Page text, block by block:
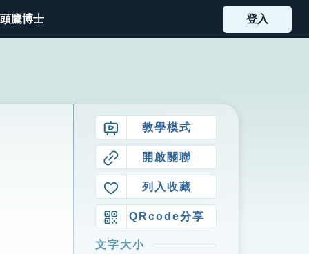
鷹博士 登入
教學模式
開啟關聯
列入收藏
QRcode分享
文字大小